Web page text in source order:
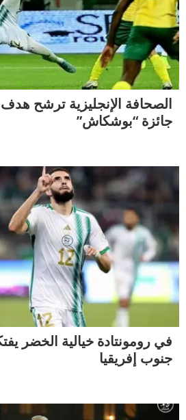
الصحافة الإنجليزية ترشح
جائزة “بوشكاش”
في رومونتادة خيالية الخضر
جنوب إفريقيا